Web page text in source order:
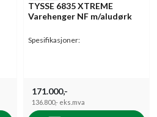
TYSSE 6835 XTREME
Varehenger NF m/aludørk
Spesifikasjoner:
171.000,-
136.800,- eks.mva